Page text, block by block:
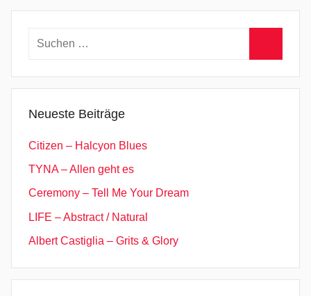
Suchen
Neueste Beiträge
Citizen – Halcyon Blues
TYNA – Allen geht es
Ceremony – Tell Me Your Dream
LIFE – Abstract / Natural
Albert Castiglia – Grits & Glory